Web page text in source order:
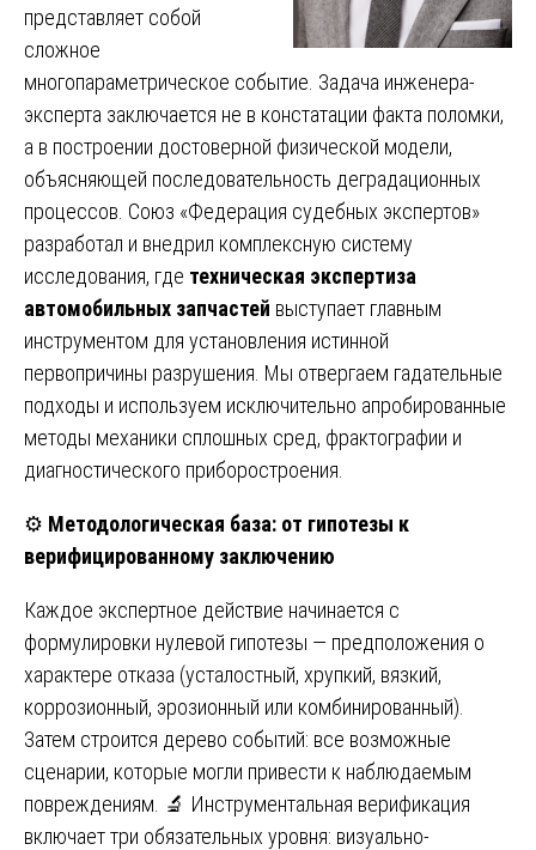
представляет собой
сложное
многопараметрическое событие. Задача инженера-
эксперта заключается не в констатации факта поломки,
а в построении достоверной физической модели,
объясняющей последовательность деградационных
процессов. Союз «Федерация судебных экспертов»
разработал и внедрил комплексную систему
исследования, где техническая экспертиза
автомобильных запчастей выступает главным
инструментом для установления истинной
первопричины разрушения. Мы отвергаем гадательные
подходы и используем исключительно апробированные
методы механики сплошных сред, фрактографии и
диагностического приборостроения.
⚙️ Методологическая база: от гипотезы к
верифицированному заключению
Каждое экспертное действие начинается с
формулировки нулевой гипотезы — предположения о
характере отказа (усталостный, хрупкий, вязкий,
коррозионный, эрозионный или комбинированный).
Затем строится дерево событий: все возможные
сценарии, которые могли привести к наблюдаемым
повреждениям. 🔬 Инструментальная верификация
включает три обязательных уровня: визуально-